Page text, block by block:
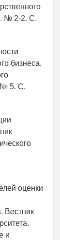
№ 2-2. С.
бизнеса.
№ 5. С.
оценки
Вестник
и